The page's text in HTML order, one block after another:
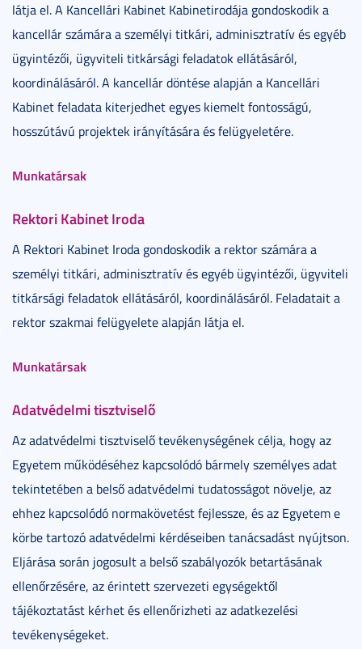
látja el. A Kancellári Kabinet Kabinetirodája gondoskodik a
kancellár számára a személyi titkári, adminisztratív és egyéb
ügyintézői, ügyviteli titkársági feladatok ellátásáról,
koordinálásáról. A kancellár döntése alapján a Kancellári
Kabinet feladata kiterjedhet egyes kiemelt fontosságú,
hosszútávú projektek irányítására és felügyeletére.
Munkatársak
Rektori Kabinet Iroda
A Rektori Kabinet Iroda gondoskodik a rektor számára a
személyi titkári, adminisztratív és egyéb ügyintézői, ügyviteli
titkársági feladatok ellátásáról, koordinálásáról. Feladatait a
rektor szakmai felügyelete alapján látja el.
Munkatársak
Adatvédelmi tisztviselő
Az adatvédelmi tisztviselő tevékenységének célja, hogy az
Egyetem működéséhez kapcsolódó bármely személyes adat
tekintetében a belső adatvédelmi tudatosságot növelje, az
ehhez kapcsolódó normakövetést fejlessze, és az Egyetem e
körbe tartozó adatvédelmi kérdéseiben tanácsadást nyújtson.
Eljárása során jogosult a belső szabályozók betartásának
ellenőrzésére, az érintett szervezeti egységektől
tájékoztatást kérhet és ellenőrizheti az adatkezelési
tevékenységeket.